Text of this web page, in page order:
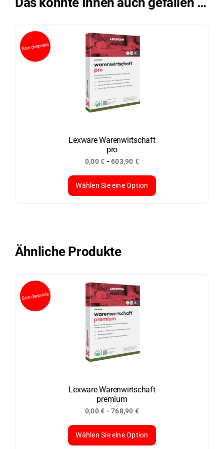
Lexware Warenwirtschaft
pro
0,00€ -603,90 €
Wählen Sie eine Option
Varianten
Optionen
können
Produktseite
gewählt
Ähnliche Produkte
Lexware Warenwirtschaft
premium
0,00€ -768,90 €
Wählen Sie eine Option